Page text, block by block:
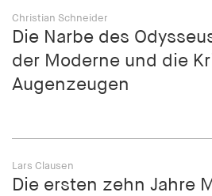
Christian Schneider
Die Narbe des
der Moderne und die
Augenzeugen
Lars Clausen
Die ersten zehn Jahre
Anbieter:
hamburger-edition.de
Cookie Laufzeit:
7 Tage